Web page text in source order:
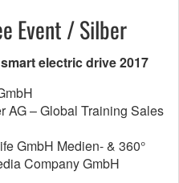
Event / Silber
electric drive 2017
AG – Global Training Sales
GmbH Medien- & 360°
Company GmbH